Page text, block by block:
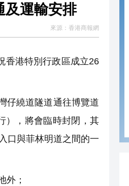
及運輸安排
來源： 香港商報網
香港特別行政區成立26
仔繞道隧道通往博覽道
），將會臨時封閉，其
口與菲林明道之間的一
外；